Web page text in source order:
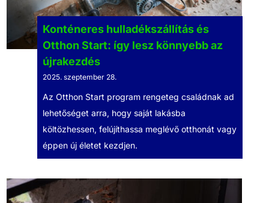
Konténeres hulladékszállítás és
Otthon Start: így lesz könnyebb az
újrakezdés
2025. szeptember 28.
Az Otthon Start program rengeteg családnak ad
lehetőséget arra, hogy saját lakásba
költözhessen, felújíthassa meglévő otthonát vagy
éppen új életet kezdjen.